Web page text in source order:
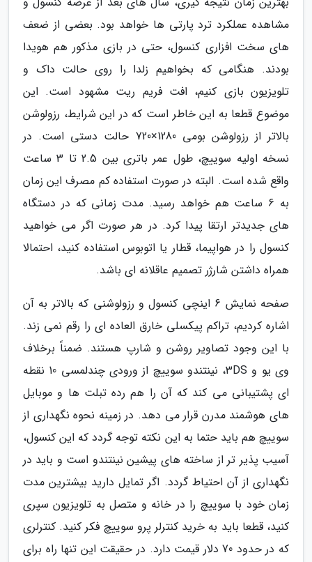
مشاهده عملکرد ترد پارتی ها خواهد بود. بعضی از ضعف
های سخت افزاری کنسول، حتی در بازی مذکور هم هویدا
بودند. هنگامی که بخواهیم زلدا را روی حالت داک و
تلویزیون بازی کنیم، افت فریم ریت مشهود است. این
موضوع قطعا به این خاطر است که در این شرایط، رزولوشن
بالاتر از رزولوشن بومی 1280×720 حالت دستی است. در
نسخه اولیه سوییچ، طول عمر باتری بین 2.5 تا 3 ساعت
واقع شده است. البته در صورت استفاده کم مصرف این زمان
به 6 ساعت هم خواهد رسید. مدت زمانی که در دستگاه
های جدیدتر ارتقا پیدا کرد. در هر صورت اگر می خواهید
کنسول را در هواپیما، قطار یا اتوبوس استفاده کنید، احتمالا
همراه داشتن شارژر تصمیم عاقلانه ای باشد.
صفحه نمایش 6 اینچی کنسول و رزولوشنی که بالاتر به آن
اشاره کردیم، تراکم پیکسلی خارق العاده ای را رقم نمی زند.
با این وجود تصاویر روشن و شارپ هستند. ضمناً برخلاف
وی یو و 3DS، نینتندو سوییچ از ورودی چندلمسی 10 نقطه
ای پشتیبانی می کند که آن را هم رده تبلت ها و موبایل
های هوشمند مدرن قرار می دهد. در زمینه نحوه نگهداری از
سوییچ هم باید حتما به این نکته توجه گردد که این کنسول،
آسیب پذیر تر از ساخته های پیشین نینتندو است و باید در
نگهداری از آن احتیاط گردد. اگر تمایل دارید بیشترین مدت
زمان خود با سوییچ را در خانه و متصل به تلویزیون سپری
کنید، قطعا باید به خرید کنترلر پرو سوییچ فکر کنید. کنترلری
که در حدود 70 دلار قیمت دارد. در حقیقت این تنها راه برای